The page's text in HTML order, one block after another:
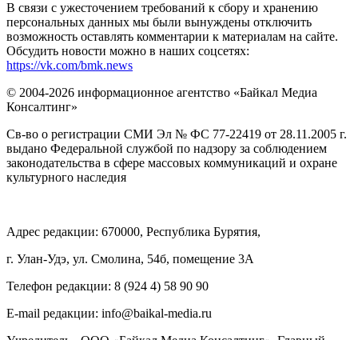
В связи с ужесточением требований к сбору и хранению
персональных данных мы были вынуждены отключить
возможность оставлять комментарии к материалам на сайте.
Обсудить новости можно в наших соцсетях:
https://vk.com/bmk.news
© 2004-2026 информационное агентство «Байкал Медиа
Консалтинг»
Св-во о регистрации СМИ Эл № ФС 77-22419 от 28.11.2005 г.
выдано Федеральной службой по надзору за соблюдением
законодательства в сфере массовых коммуникаций и охране
культурного наследия
Адрес редакции: 670000, Республика Бурятия,
г. Улан-Удэ, ул. Смолина, 54б, помещение 3А
Телефон редакции: ‎‎8 (924 4) 58 90 90
E-mail редакции: info@baikal-media.ru